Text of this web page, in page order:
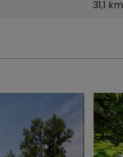
31,1 km